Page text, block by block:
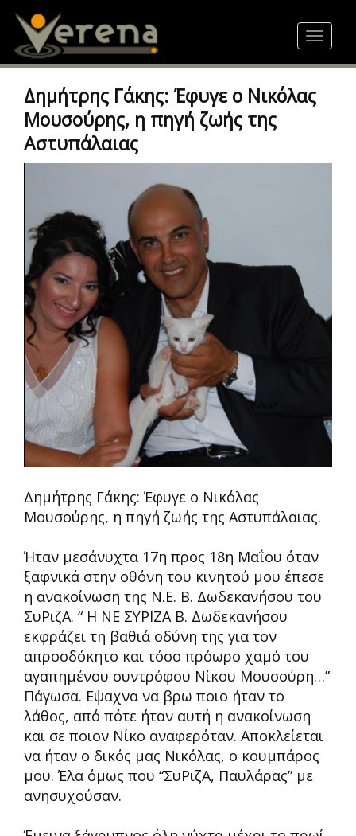
content
Toggle
Δημήτρης Γάκης: Έφυγε ο Νικόλας
Μουσούρης, η πηγή ζωής της
Αστυπάλαιας
Δημήτρης Γάκης: Έφυγε ο Νικόλας
Μουσούρης, η πηγή ζωής της Αστυπάλαιας.
Ήταν μεσάνυχτα 17η προς 18η Μαΐου όταν
ξαφνικά στην οθόνη του κινητού μου έπεσε
η ανακοίνωση της Ν.Ε. Β. Δωδεκανήσου του
ΣυΡιζΑ. “ Η ΝΕ ΣΥΡΙΖΑ Β. Δωδεκανήσου
εκφράζει τη βαθιά οδύνη της για τον
απροσδόκητο και τόσο πρόωρο χαμό του
αγαπημένου συντρόφου Νίκου Μουσούρη…”
Πάγωσα. Εψαχνα να βρω ποιο ήταν το
λάθος, από πότε ήταν αυτή η ανακοίνωση
και σε ποιον Νίκο αναφερόταν. Αποκλείεται
να ήταν ο δικός μας Νικόλας, ο κουμπάρος
μου. Έλα όμως που “ΣυΡιζΑ, Παυλάρας” με
ανησυχούσαν.